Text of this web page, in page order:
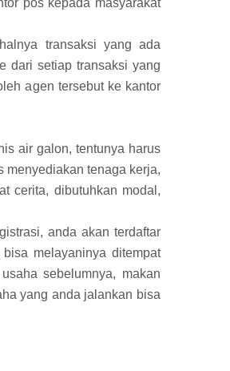
transaksi yang ada
dari setiap transaksi yang
agen tersebut ke kantor
air galon, tentunya harus
menyediakan tenaga kerja,
cerita, dibutuhkan modal,
anda akan terdaftar
melayaninya ditempat
sebelumnya, makan
yang anda jalankan bisa